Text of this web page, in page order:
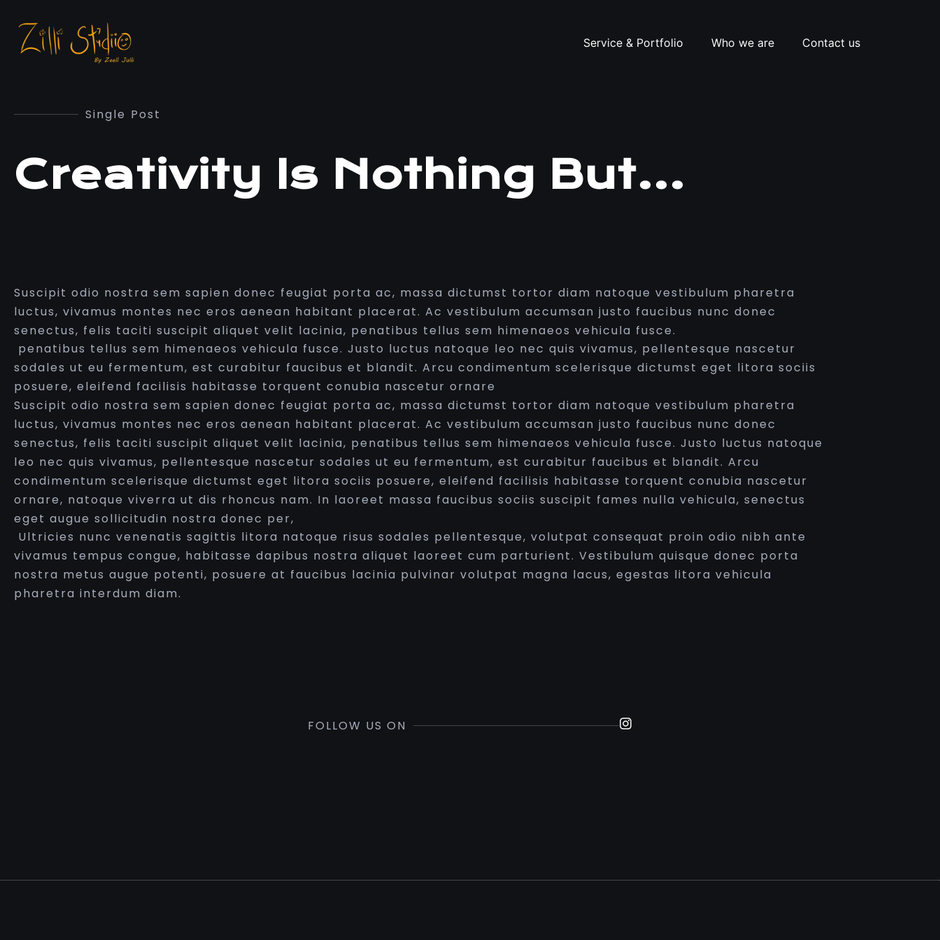
Service & Portfolio Who we are Contact us
Single Post
Creativity Is Nothing But…
Suscipit odio nostra sem sapien donec feugiat porta ac, massa dictumst tortor diam natoque vestibulum pharetra
luctus, vivamus montes nec eros aenean habitant placerat. Ac vestibulum accumsan justo faucibus nunc donec
senectus, felis taciti suscipit aliquet velit lacinia, penatibus tellus sem himenaeos vehicula fusce.
penatibus tellus sem himenaeos vehicula fusce. Justo luctus natoque leo nec quis vivamus, pellentesque nascetur
sodales ut eu fermentum, est curabitur faucibus et blandit. Arcu condimentum scelerisque dictumst eget litora sociis
posuere, eleifend facilisis habitasse torquent conubia nascetur ornare
Suscipit odio nostra sem sapien donec feugiat porta ac, massa dictumst tortor diam natoque vestibulum pharetra
luctus, vivamus montes nec eros aenean habitant placerat. Ac vestibulum accumsan justo faucibus nunc donec
senectus, felis taciti suscipit aliquet velit lacinia, penatibus tellus sem himenaeos vehicula fusce. Justo luctus natoque
leo nec quis vivamus, pellentesque nascetur sodales ut eu fermentum, est curabitur faucibus et blandit. Arcu
condimentum scelerisque dictumst eget litora sociis posuere, eleifend facilisis habitasse torquent conubia nascetur
ornare, natoque viverra ut dis rhoncus nam. In laoreet massa faucibus sociis suscipit fames nulla vehicula, senectus
eget augue sollicitudin nostra donec per,
Ultricies nunc venenatis sagittis litora natoque risus sodales pellentesque, volutpat consequat proin odio nibh ante
vivamus tempus congue, habitasse dapibus nostra aliquet laoreet cum parturient. Vestibulum quisque donec porta
nostra metus augue potenti, posuere at faucibus lacinia pulvinar volutpat magna lacus, egestas litora vehicula
pharetra interdum diam.
FOLLOW US ON